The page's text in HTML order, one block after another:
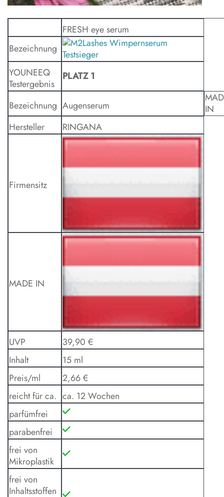
FRESH eye serum
Bezeichnung
YOUNEEQ
Testergebnis
PLATZ 1
Bezeichnung Augenserum
IN
Hersteller
RINGANA
Firmensitz
MADE IN
UVP
39,90 €
Inhalt
15 ml
Preis/ml
2,66 €
reicht für ca. ca. 12 Wochen
parfümfrei
parabenfrei
frei von
Mikroplastik
frei von
Inhaltsstoffen